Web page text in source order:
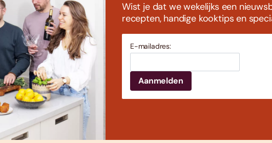
Wist je dat we wekelijks een
recepten, handige kooktips en
E-mailadres: